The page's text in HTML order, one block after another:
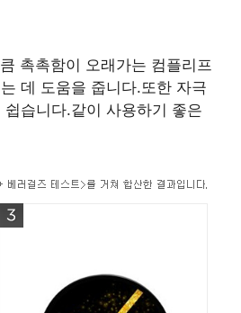
촉촉함이 오래가는 컴플리프
데 도움을 줍니다.또한 자극
습니다.같이 사용하기 좋은